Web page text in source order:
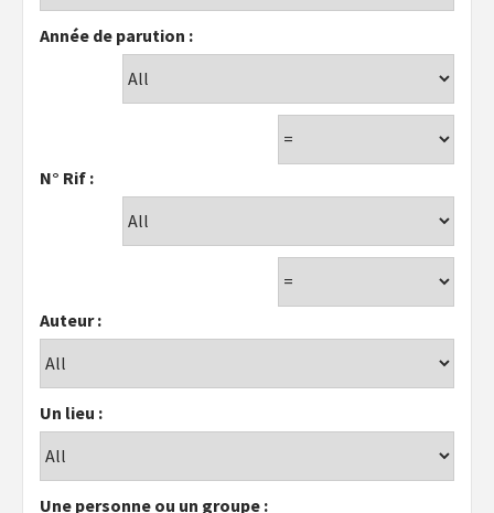
Année de parution :
N° Rif :
Auteur :
Un lieu :
Une personne ou un groupe :